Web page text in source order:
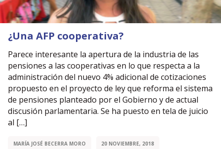
¿Una AFP cooperativa?
Parece interesante la apertura de la industria de las
pensiones a las cooperativas en lo que respecta a la
administración del nuevo 4% adicional de cotizaciones
propuesto en el proyecto de ley que reforma el sistema
de pensiones planteado por el Gobierno y de actual
discusión parlamentaria. Se ha puesto en tela de juicio
al […]
MARÍA JOSÉ BECERRA MORO 20 NOVIEMBRE, 2018